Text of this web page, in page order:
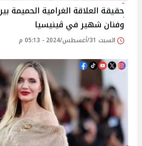
حقيقة العلاقة الغرامية الحميمة
وفنان شهير في ڤينيسيا
السبت 31/أغسطس/2024 - 05:13 م